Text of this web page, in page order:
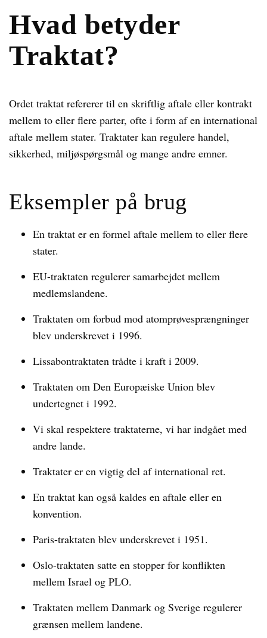
Hvad betyder
Traktat?
Ordet traktat refererer til en skriftlig aftale eller kontrakt
mellem to eller flere parter, ofte i form af en international
aftale mellem stater. Traktater kan regulere handel,
sikkerhed, miljøspørgsmål og mange andre emner.
Eksempler på brug
En traktat er en formel aftale mellem to eller flere
stater.
EU-traktaten regulerer samarbejdet mellem
medlemslandene.
Traktaten om forbud mod atomprøvesprængninger
blev underskrevet i 1996.
Lissabontraktaten trådte i kraft i 2009.
Traktaten om Den Europæiske Union blev
undertegnet i 1992.
Vi skal respektere traktaterne, vi har indgået med
andre lande.
Traktater er en vigtig del af international ret.
En traktat kan også kaldes en aftale eller en
konvention.
Paris-traktaten blev underskrevet i 1951.
Oslo-traktaten satte en stopper for konflikten
mellem Israel og PLO.
Traktaten mellem Danmark og Sverige regulerer
grænsen mellem landene.